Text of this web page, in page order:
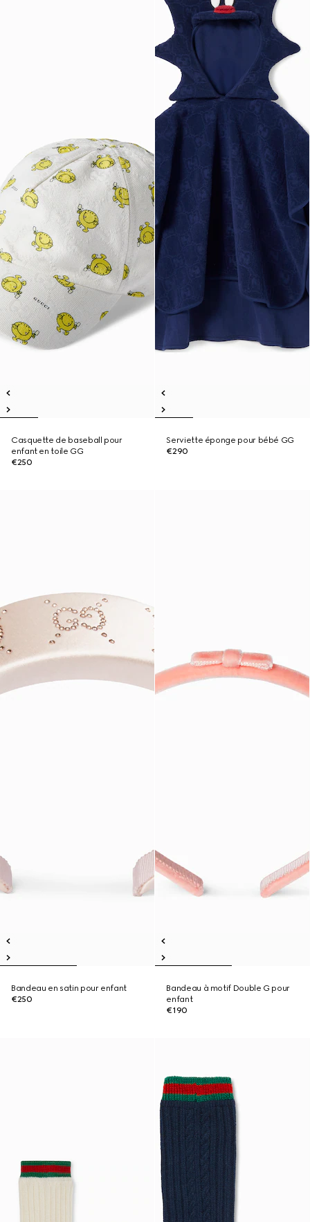
Casquette de baseball pour
enfant en toile GG
€250
Serviette éponge pour bébé GG
€290
Bandeau en satin pour enfant
€250
Bandeau à motif Double G pour
enfant
€190